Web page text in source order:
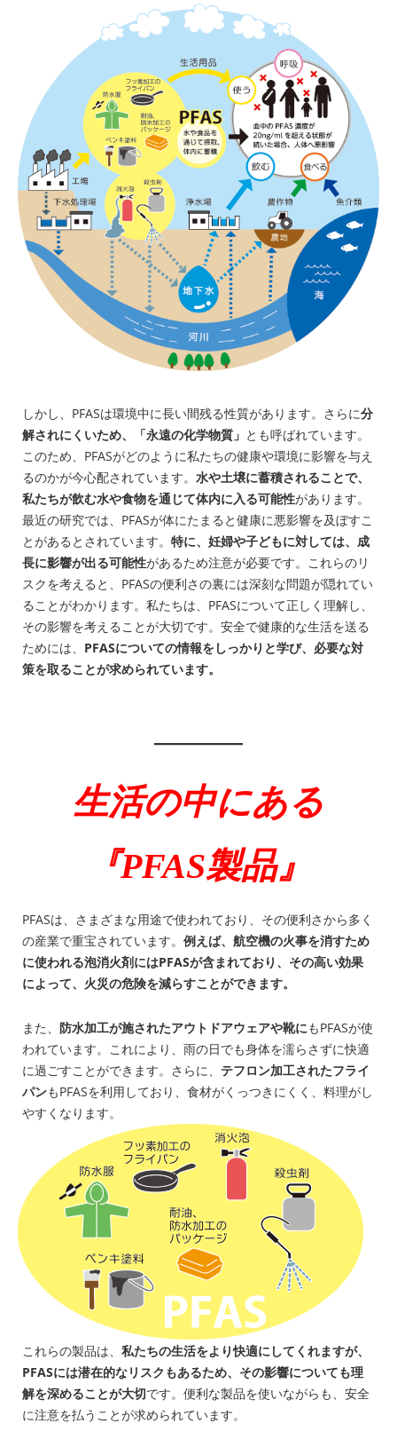
しかし、PFASは環境中に長い間残る性質があります。さらに分
解されにくいため、「永遠の化学物質」 とも呼ばれています。
このため、PFASがどのように私たちの健康や環境に影響を与え
るのかが今心配されています。 水や土壌に蓄積されることで、
私たちが飲む水や食物を通じて体内に入る可能性があります。
最近の研究では、PFASが体にたまると健康に悪影響を及ぼすこ
とがあるとされています。 特に、妊婦や子どもに対しては、成
長に影響が出る可能性があるため注意が必要です。これらのリ
スクを考えると、PFASの便利さの裏には深刻な問題が隠れてい
ることがわかります。私たちは、PFASについて正しく理解し、
その影響を考えることが大切です。安全で健康的な生活を送る
ためには、 PFASについての情報をしっかりと学び、必要な対
策を取ることが求められています。
生活の中にある
『PFAS製品』
PFASは、さまざまな用途で使われており、その便利さから多く
の産業で重宝されています。 例えば、航空機の火事を消すため
に使われる泡消火剤にはPFASが含まれており、その高い効果
によって、火災の危険を減らすことができます。
また、 防水加工が施されたアウトドアウェアや靴にもPFASが使
われています。これにより、雨の日でも身体を濡らさずに快適
に過ごすことができます。さらに、 テフロン加工されたフライ
パンもPFASを利用しており、食材がくっつきにくく、料理がし
やすくなります。
これらの製品は、 私たちの生活をより快適にしてくれますが、
PFASには潜在的なリスクもあるため、その影響についても理
解を深めることが大切です。便利な製品を使いながらも、安全
に注意を払うことが求められています。